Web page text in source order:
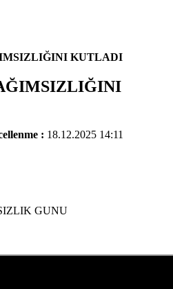
KUTLADI
: 18.12.2025 14:11